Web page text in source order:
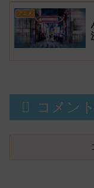
アニメ
コメント